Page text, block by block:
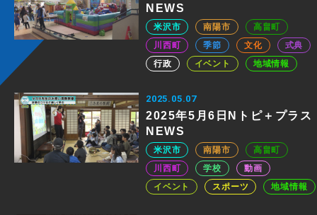
NEWS
米沢市 南陽市
高畠町
川西町
季節 文化
式典
行政
イベント 地域情報
2025.05.07
2025年5月6日Nトピ＋プラス
NEWS
米沢市 南陽市
高畠町
川西町
学校
動画
イベント
スポーツ 地域情報